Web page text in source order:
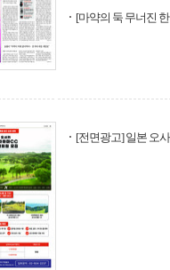
[마약의 둑 무너진
[전면광고] 일본 오